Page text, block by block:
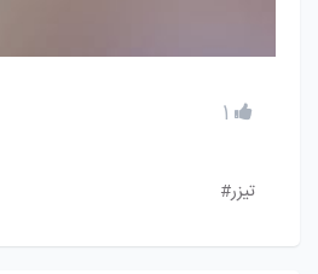
1
تیزر#